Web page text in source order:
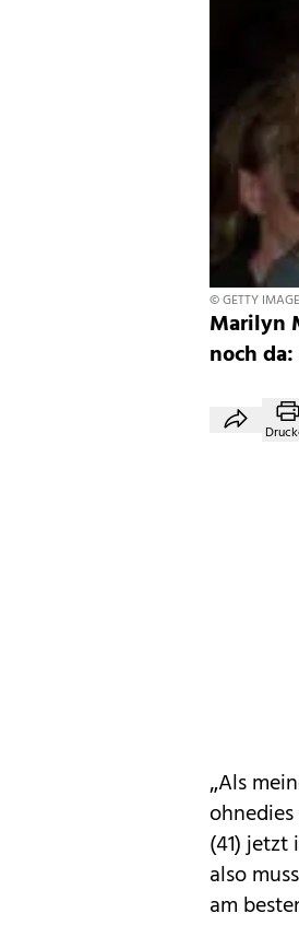
© GETTY
Marilyn
noch
„Als
(41) jetzt
also
am